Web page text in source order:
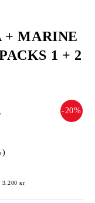
MARINE
1 + 2
-20%
3.200 кг